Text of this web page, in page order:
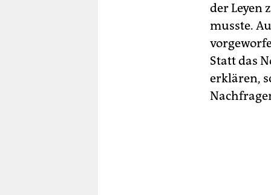
der Leyen
musste.
Statt das
erklären,